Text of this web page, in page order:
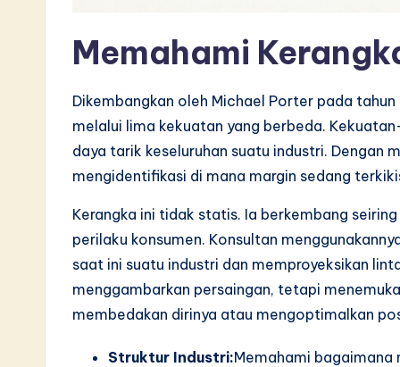
ft
w
Memahami
Dikembangkan oleh Michael Porter pada
melalui lima kekuatan yang berbeda.
daya tarik keseluruhan suatu industri. Dengan
mengidentifikasi di mana margin sedang
Kerangka ini tidak statis. Ia berkembang
perilaku konsumen. Konsultan
saat ini suatu industri dan memproyeksikan
menggambarkan persaingan, tetapi
membedakan dirinya atau mengoptimalkan
Struktur Industri:Memahami bagaimana